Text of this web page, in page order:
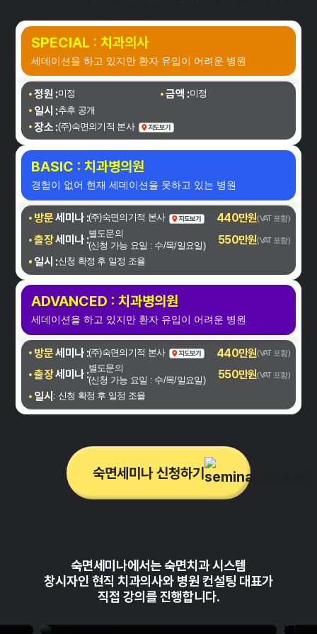
SPECIAL : 치과의사
세데이션을 하고 있지만 환자 유입이 어려운 병원
정원 :미정 금액 :미정
일시 :추후 공개
장소 :(주)숙면의기적 본사
BASIC : 치과병의원
경험이 없어 현재 세데이션을 못하고 있는 병원
방문세미나 :(주)숙면의기적 본사 440만원(VAT 포함)
출장세미나 :별도문의
(신청 가능 요일 : 수/목/일요일)
550만원(VAT 포함)
일시 :신청 확정 후 일정 조율
ADVANCED : 치과병의원
세데이션을 하고 있지만 환자유입이 어려운 병원
방문세미나 :(주)숙면의기적 본사 440만원(VAT 포함)
출장세미나 :별도문의
(신청 가능 요일 : 수/목/일요일)
550만원(VAT 포함)
일시 : 신청 확정 후 일정 조율
숙면세미나 신청하기
숙면세미나에서는 숙면치과 시스템
창시자인 현직 치과의사와 병원 컨설팅 대표가
직접 강의를 진행합니다.